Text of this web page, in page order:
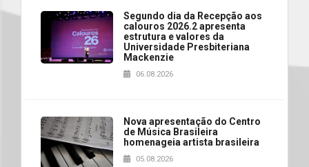
Segundo dia da Recepção aos
calouros 2026.2 apresenta
estrutura e valores da
Universidade Presbiteriana
Mackenzie
06.08.2026
Nova apresentação do Centro
de Música Brasileira
homenageia artista brasileira
05.08.2026